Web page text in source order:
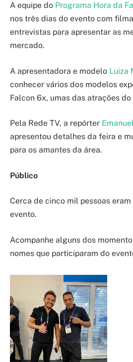
A equipe do Programa Hora da
nos três dias do evento com
entrevistas para apresentar as
mercado.
A apresentadora e modelo Luiza
conhecer vários dos modelos
Falcon 6x, umas das atrações do
Pela Rede TV, a repórter
apresentou detalhes da feira e
para os amantes da área.
Público
Cerca de cinco mil pessoas
evento.
Acompanhe alguns dos
nomes que participaram do